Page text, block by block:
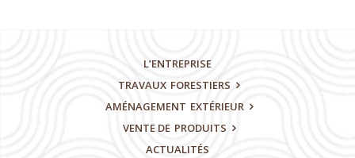
L’ENTREPRISE
TRAVAUX FORESTIERS
AMÉNAGEMENT EXTÉRIEUR
VENTE DE PRODUITS
ACTUALITÉS